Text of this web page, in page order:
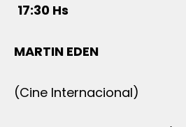
17:30 Hs
MARTIN EDEN
(Cine Internacional)